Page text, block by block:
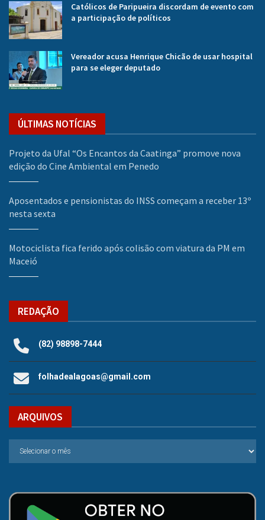
Católicos de Paripueira discordam de evento com
a participação de políticos
Vereador acusa Henrique Chicão de usar hospital
para se eleger deputado
ÚLTIMAS NOTÍCIAS
Projeto da Ufal “Os Encantos da Caatinga” promove nova
edição do Cine Ambiental em Penedo
Aposentados e pensionistas do INSS começam a receber 13º
nesta sexta
Motociclista fica ferido após colisão com viatura da PM em
Maceió
REDAÇÃO
(82) 98898-7444
folhadealagoas@gmail.com
ARQUIVOS